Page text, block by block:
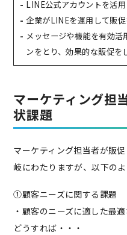
LINE公式アカウントを活
企業がLINEを運用して販
メッセージや機能を有効
ンをとり、効果的な販促を
マーケティング担
状課題
マーケティング担当者が販
岐にわたりますが、以下の
①顧客ニーズに関する課題
・顧客のニーズに適した最
どうすれば・・・